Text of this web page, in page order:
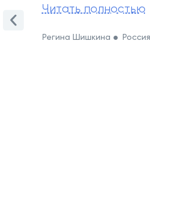
Читать полностью
Регина Шишкина Россия